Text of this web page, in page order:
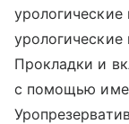
Прокладки и
с помощью